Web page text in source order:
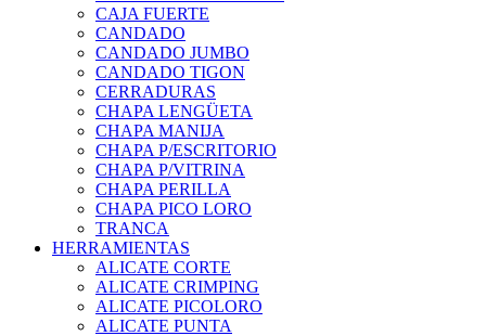
CAJA FUERTE
CANDADO
CANDADO JUMBO
CANDADO TIGON
CERRADURAS
CHAPA LENGÜETA
CHAPA MANIJA
CHAPA P/ESCRITORIO
CHAPA P/VITRINA
CHAPA PERILLA
CHAPA PICO LORO
TRANCA
HERRAMIENTAS
ALICATE CORTE
ALICATE CRIMPING
ALICATE PICOLORO
ALICATE PUNTA